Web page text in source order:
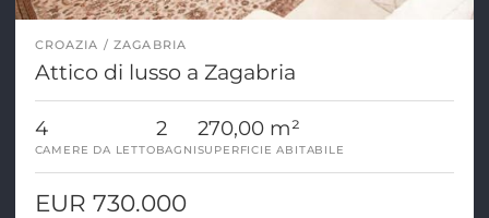
CROAZIA ZAGABRIA
Attico di lusso a Zagabria
4
CAMERE DA LETTO
2
BAGNI
270,00 m²
SUPERFICIE ABITABILE
EUR 730.000